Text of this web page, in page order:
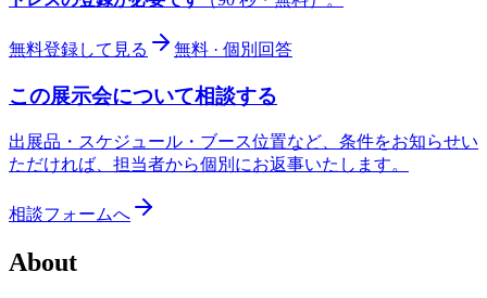
無料登録して見る 無料 · 個別回答
この展示会について相談する
出展品・スケジュール・ブース位置など、条件をお知らせい
ただければ、担当者から個別にお返事いたします。
相談フォームへ
About